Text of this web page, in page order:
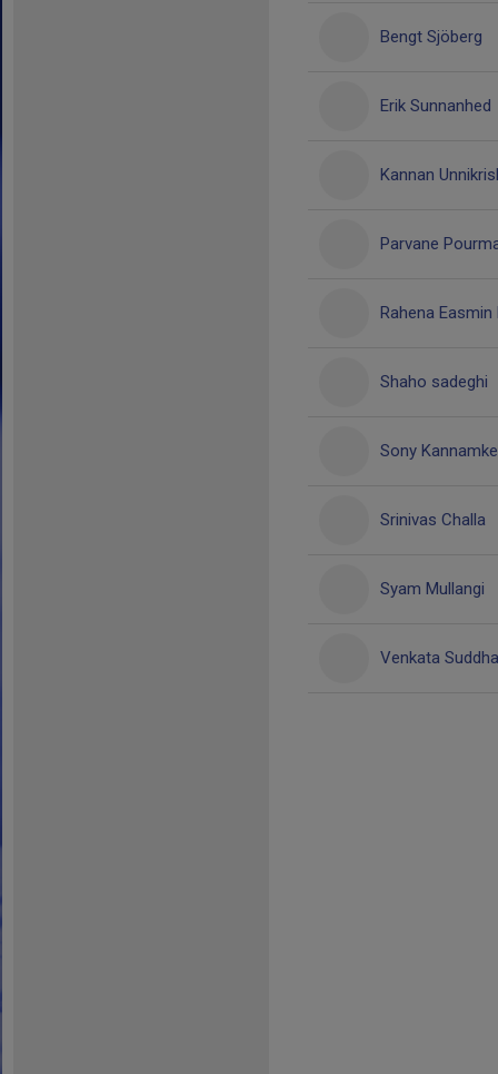
Bengt Sjöberg
Erik Sunnanhed
Kannan
Parvane
Rahena Easmin
Shaho sadeghi
Sony
Srinivas Challa
Syam Mullangi
Venkata